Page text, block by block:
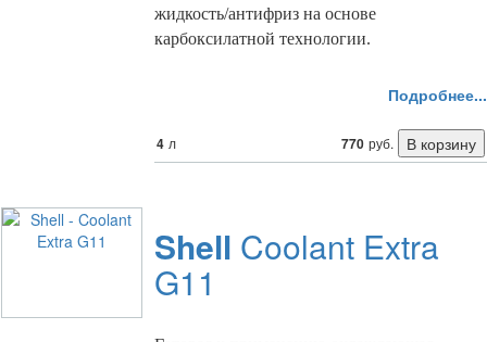
жидкость/антифриз на основе
карбоксилатной технологии.
Подробнее...
4 л 770 руб.
Shell Coolant Extra
G11